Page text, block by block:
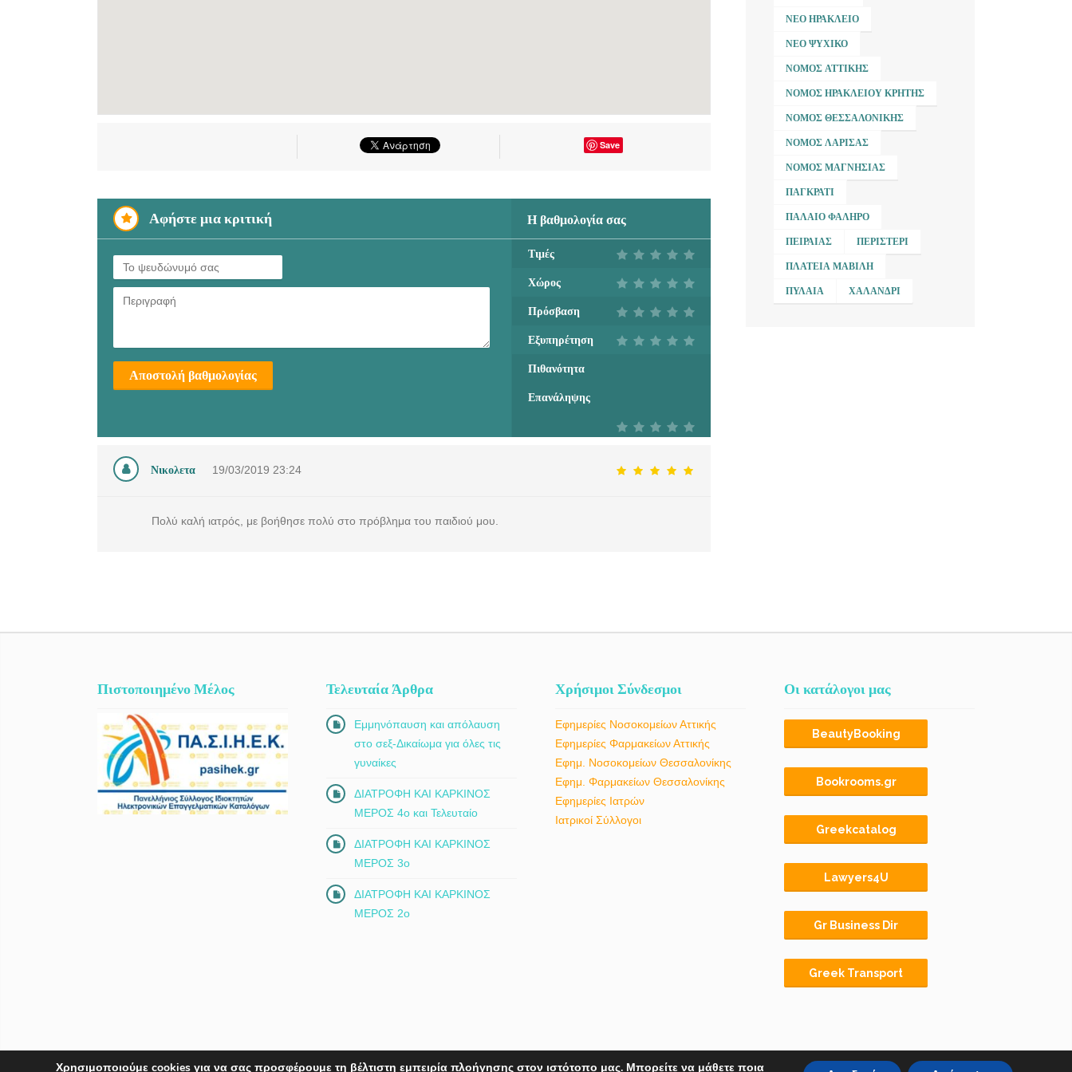
Save
Αφήστε μια κριτική Η βαθμολογία σας
Τιμές
Χώρος
Πρόσβαση
Εξυπηρέτηση
Πιθανότητα
Επανάληψης
Αποστολή βαθμολογίας
Νικολετα 19/03/2019 23:24
Πολύ καλή ιατρός, με βοήθησε πολύ στο πρόβλημα του παιδιού μου.
ΝΈΟ ΗΡΆΚΛΕΙΟ
ΝΈΟ ΨΥΧΙΚΌ
ΝΟΜΌΣ ΑΤΤΙΚΉΣ
ΝΟΜΌΣ ΗΡΑΚΛΕΊΟΥ ΚΡΉΤΗΣ
ΝΟΜΌΣ ΘΕΣΣΑΛΟΝΊΚΗΣ
ΝΟΜΌΣ ΛΆΡΙΣΑΣ
ΝΟΜΌΣ ΜΑΓΝΗΣΊΑΣ
ΠΑΓΚΡΆΤΙ
ΠΑΛΑΙΌ ΦΆΛΗΡΟ
ΠΕΙΡΑΙΆΣ ΠΕΡΙΣΤΈΡΙ
ΠΛΑΤΕΊΑ ΜΑΒΊΛΗ
ΠΥΛΑΊΑ ΧΑΛΆΝΔΡΙ
Πιστοποιημένο Μέλος Τελευταία Άρθρα
Εμμηνόπαυση και απόλαυση
στο σεξ-Δικαίωμα για όλες τις
γυναίκες
ΔΙΑΤΡΟΦΗ ΚΑΙ ΚΑΡΚΙΝΟΣ
ΜΕΡΟΣ 4ο και Τελευταίο
ΔΙΑΤΡΟΦΗ ΚΑΙ ΚΑΡΚΙΝΟΣ
ΜΕΡΟΣ 3ο
ΔΙΑΤΡΟΦΗ ΚΑΙ ΚΑΡΚΙΝΟΣ
ΜΕΡΟΣ 2ο
Χρήσιμοι Σύνδεσμοι
Εφημερίες Νοσοκομείων Αττικής
Εφημερίες Φαρμακείων Αττικής
Εφημ. Νοσοκομείων Θεσσαλονίκης
Εφημ. Φαρμακείων Θεσσαλονίκης
Εφημερίες Ιατρών
Ιατρικοί Σύλλογοι
Οι κατάλογοι μας
BeautyBooking
Bookrooms.gr
Greekcatalog
Lawyers4U
Gr Business Dir
Greek Transport
Χρησιμοποιούμε cookies για να σας προσφέρουμε τη βέλτιστη εμπειρία πλοήγησης στον ιστότοπο μας. Μπορείτε να μάθετε ποια